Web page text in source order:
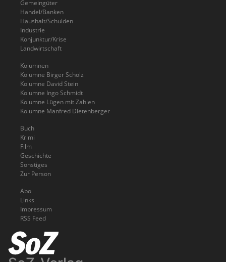
Gemeingüter
Handel/Banken
Haushalt/Schulden
Industrie
Konjunktur/Krise
Landwirtschaft
Kolumnen
Kolumne Birger Scholz
Kolumne David Stein
Kolumne Ingo Schmidt
Kolumne Lügen mit Zahlen
Kolumne Manfred Dietenberger
Buch
Krimi
Film
Geschichte
Sonstiges
Zur Person
Abo
Links
Impressum
RSS Feed